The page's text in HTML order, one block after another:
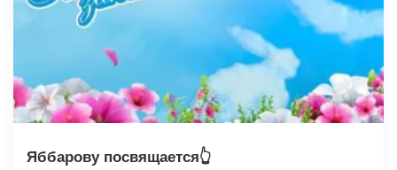
Яббарову посвящается👆